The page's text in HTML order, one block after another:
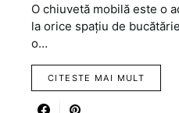
O chiuvetă mobilă este o
la orice spațiu de
o…
CITESTE MAI MULT